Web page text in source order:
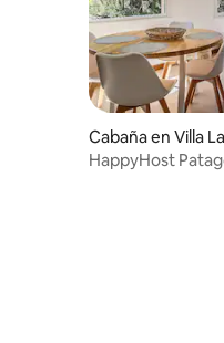
Cabaña en Villa
HappyHost